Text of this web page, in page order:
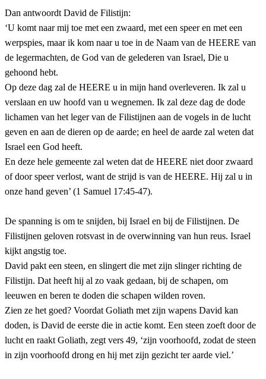
Dan antwoordt David de Filistijn:
‘U komt naar mij toe met een zwaard, met een speer en met een
werpspies, maar ik kom naar u toe in de Naam van de HEERE van
de legermachten, de God van de gelederen van Israel, Die u
gehoond hebt.
Op deze dag zal de HEERE u in mijn hand overleveren. Ik zal u
verslaan en uw hoofd van u wegnemen. Ik zal deze dag de dode
lichamen van het leger van de Filistijnen aan de vogels in de lucht
geven en aan de dieren op de aarde; en heel de aarde zal weten dat
Israel een God heeft.
En deze hele gemeente zal weten dat de HEERE niet door zwaard
of door speer verlost, want de strijd is van de HEERE. Hij zal u in
onze hand geven’ (1 Samuel 17:45-47).
De spanning is om te snijden, bij Israel en bij de Filistijnen. De
Filistijnen geloven rotsvast in de overwinning van hun reus. Israel
kijkt angstig toe.
David pakt een steen, en slingert die met zijn slinger richting de
Filistijn. Dat heeft hij al zo vaak gedaan, bij de schapen, om
leeuwen en beren te doden die schapen wilden roven.
Zien ze het goed? Voordat Goliath met zijn wapens David kan
doden, is David de eerste die in actie komt. Een steen zoeft door de
lucht en raakt Goliath, zegt vers 49, ‘zijn voorhoofd, zodat de steen
in zijn voorhoofd drong en hij met zijn gezicht ter aarde viel.’